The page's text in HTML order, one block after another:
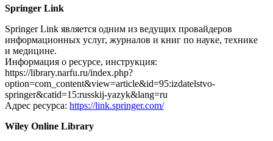
Springer Link
Springer Link является одним из ведущих провайдеров
информационных услуг, журналов и книг по науке, технике
и медицине.
Информация о ресурсе, инструкция:
https://library.narfu.ru/index.php?
option=com_content&view=article&id=95:izdatelstvo-
springer&catid=15:russkij-yazyk&lang=ru
Адрес ресурса: https://link.springer.com/
Wiley Online Library